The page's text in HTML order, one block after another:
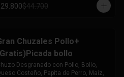
$44.700
Chuzales Pollo+
bollo
Desgranado con Pollo, Bollo,
Costeño, Papita de Perro, Maiz,